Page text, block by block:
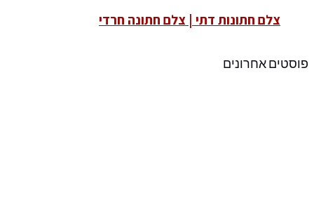
צלם חתונות דתי | צלם חתונה חרדי
פוסטים אחרונים